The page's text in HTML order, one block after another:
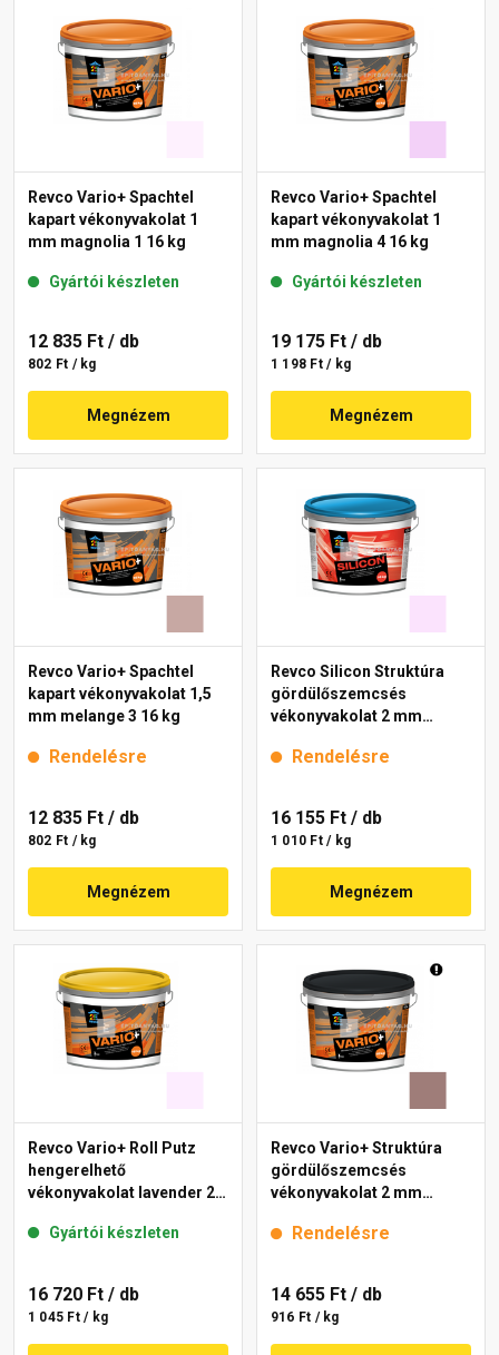
Revco Vario+ Spachtel
kapart vékonyvakolat 1
mm magnolia 1 16 kg
Gyártói készleten
12 835 Ft / db
802 Ft / kg
Megnézem
Revco Vario+ Spachtel
kapart vékonyvakolat 1
mm magnolia 4 16 kg
Gyártói készleten
19 175 Ft / db
1 198 Ft / kg
Megnézem
Revco Vario+ Spachtel
kapart vékonyvakolat 1,5
mm melange 3 16 kg
Rendelésre
12 835 Ft / db
802 Ft / kg
Megnézem
Revco Silicon Struktúra
gördülőszemcsés
vékonyvakolat 2 mm
Rendelésre
16 155 Ft / db
1 010 Ft / kg
Megnézem
Revco Vario+ Roll Putz
hengerelhető
vékonyvakolat lavender 2
Gyártói készleten
16 720 Ft / db
1 045 Ft / kg
Revco Vario+ Struktúra
gördülőszemcsés
vékonyvakolat 2 mm
Rendelésre
14 655 Ft / db
916 Ft / kg